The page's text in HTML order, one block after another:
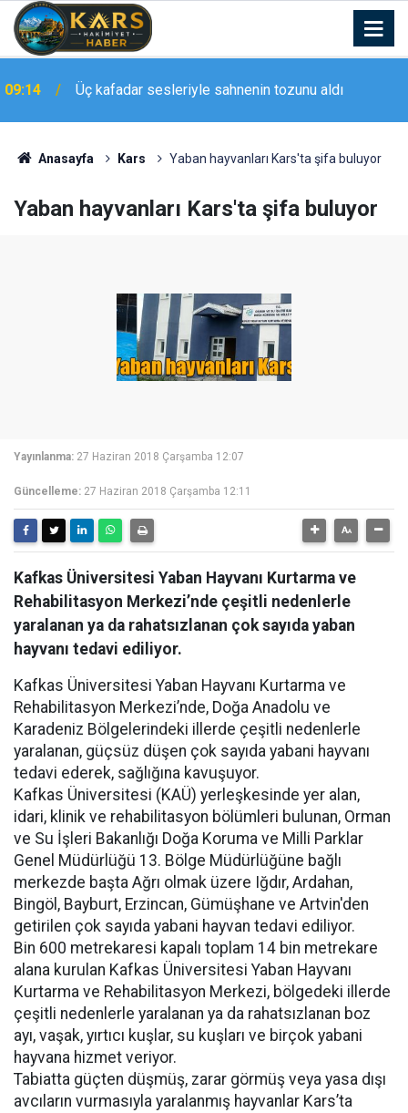
09:12
Elektrik aboneliği için attığı imza sonrası ailesiyle
evsiz kaldı
Anasayfa Kars Yaban hayvanları Kars'ta şifa buluyor
Yaban hayvanları Kars'ta şifa buluyor
Yayınlanma: 27 Haziran 2018 Çarşamba 12:07
Güncelleme: 27 Haziran 2018 Çarşamba 12:11
Kafkas Üniversitesi Yaban Hayvanı Kurtarma ve
Rehabilitasyon Merkezi’nde çeşitli nedenlerle
yaralanan ya da rahatsızlanan çok sayıda yaban
hayvanı tedavi ediliyor.
Kafkas Üniversitesi Yaban Hayvanı Kurtarma ve
Rehabilitasyon Merkezi’nde, Doğa Anadolu ve
Karadeniz Bölgelerindeki illerde çeşitli nedenlerle
yaralanan, güçsüz düşen çok sayıda yabani hayvanı
tedavi ederek, sağlığına kavuşuyor.
Kafkas Üniversitesi (KAÜ) yerleşkesinde yer alan,
idari, klinik ve rehabilitasyon bölümleri bulunan, Orman
ve Su İşleri Bakanlığı Doğa Koruma ve Milli Parklar
Genel Müdürlüğü 13. Bölge Müdürlüğüne bağlı
merkezde başta Ağrı olmak üzere Iğdır, Ardahan,
Bingöl, Bayburt, Erzincan, Gümüşhane ve Artvin'den
getirilen çok sayıda yabani hayvan tedavi ediliyor.
Bin 600 metrekaresi kapalı toplam 14 bin metrekare
alana kurulan Kafkas Üniversitesi Yaban Hayvanı
Kurtarma ve Rehabilitasyon Merkezi, bölgedeki illerde
çeşitli nedenlerle yaralanan ya da rahatsızlanan boz
ayı, vaşak, yırtıcı kuşlar, su kuşları ve birçok yabani
hayvana hizmet veriyor.
Tabiatta güçten düşmüş, zarar görmüş veya yasa dışı
avcıların vurmasıyla yaralanmış hayvanlar Kars’ta